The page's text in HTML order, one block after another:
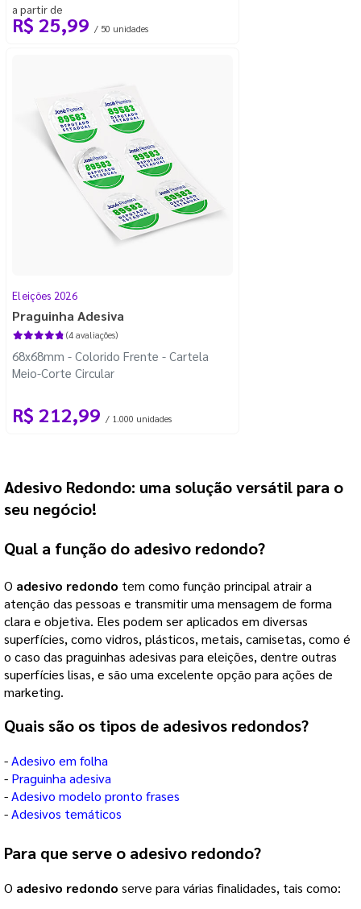
a partir de
R$ 25,99 / 50 unidades
Eleições 2026
Praguinha Adesiva
(4 avaliações)
68x68mm - Colorido Frente - Cartela
Meio-Corte Circular
R$ 212,99 / 1.000 unidades
Adesivo Redondo: uma solução versátil para o
seu negócio!
Qual a função do adesivo redondo?
O adesivo redondo tem como função principal atrair a
atenção das pessoas e transmitir uma mensagem de forma
clara e objetiva. Eles podem ser aplicados em diversas
superfícies, como vidros, plásticos, metais, camisetas, como é
o caso das praguinhas adesivas para eleições, dentre outras
superfícies lisas, e são uma excelente opção para ações de
marketing.
Quais são os tipos de adesivos redondos?
- Adesivo em folha
- Praguinha adesiva
- Adesivo modelo pronto frases
- Adesivos temáticos
Para que serve o adesivo redondo?
O adesivo redondo serve para várias finalidades, tais como: